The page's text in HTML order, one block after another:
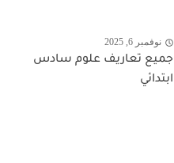
نوفمبر 6, 2025
جميع تعاريف علوم سادس
ابتدائي